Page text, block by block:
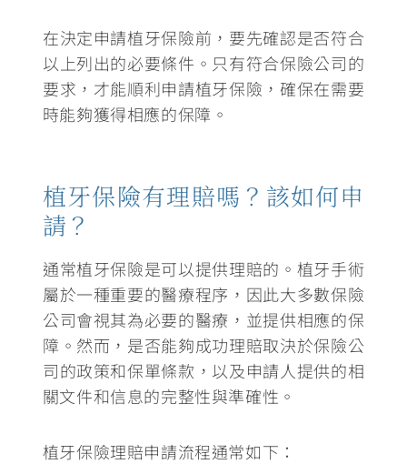
在決定申請植牙保險前，要先確認是否符合
以上列出的必要條件。只有符合保險公司的
要求，才能順利申請植牙保險，確保在需要
時能夠獲得相應的保障。
植牙保險有理賠嗎？該如何申
請？
通常植牙保險是可以提供理賠的。植牙手術
屬於一種重要的醫療程序，因此大多數保險
公司會視其為必要的醫療，並提供相應的保
障。然而，是否能夠成功理賠取決於保險公
司的政策和保單條款，以及申請人提供的相
關文件和信息的完整性與準確性。
植牙保險理賠申請流程通常如下：